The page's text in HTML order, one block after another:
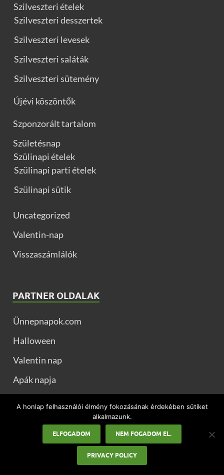
Szilveszteri ételek
Szilveszteri desszertek
Szilveszteri levesek
Szilveszteri saláták
Szilveszteri sütemény
Újévi köszöntők
Szponzorált tartalom
Születésnap
Szülinapi ételek
Szülinapi parti ételek
Szülinapi sütik
Uncategorized
Valentin-nap
Visszaszámlálók
PARTNER OLDALAK
Ünnepnapok.com
Halloween
Valentin nap
Apák napja
Idézetek képekkel
A honlap felhasználói élmény fokozásának érdekében sütiket
alkalmazunk.
ELFOGADOM NEM FOGADOM EL.
PRIVACY POLICY